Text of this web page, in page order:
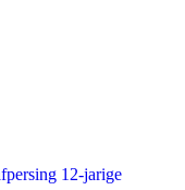
12-jarige